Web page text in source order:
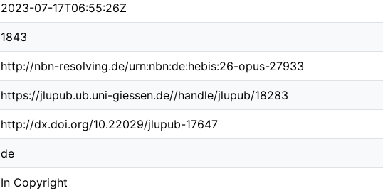
2023-07-17T06:55:26Z
1843
http://nbn-resolving.de/urn:nbn:de:hebis:26-opus-27933
https://jlupub.ub.uni-giessen.de//handle/jlupub/18283
http://dx.doi.org/10.22029/jlupub-17647
de
In Copyright